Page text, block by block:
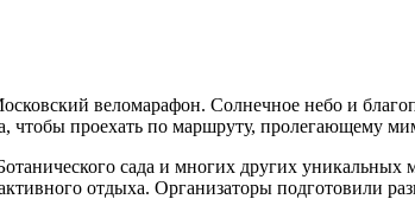
веломарафон. Солнечное небо и
чтобы проехать по маршруту, пролегающему
сада и многих других уникальных
отдыха. Организаторы подготовили